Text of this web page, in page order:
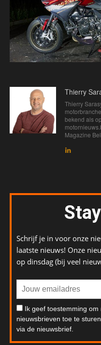
Thierry
Thierry
bekend als
Magazine
Schrijf je in voor onze
laatste nieuws! Onze
op dinsdag (bij veel
Ik geef toestemming
nieuwsbrieven toe te
via de nieuwsbrief.